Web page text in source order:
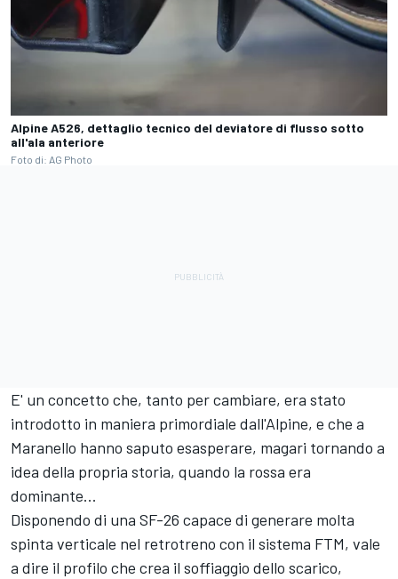
Alpine A526, dettaglio tecnico del deviatore di flusso sotto
all'ala anteriore
Foto di: AG Photo
E' un concetto che, tanto per cambiare, era stato
introdotto in maniera primordiale dall'Alpine, e che a
Maranello hanno saputo esasperare, magari tornando a
idea della propria storia, quando la rossa era
dominante...
Disponendo di una SF-26 capace di generare molta
spinta verticale nel retrotreno con il sistema FTM, vale
a dire il profilo che crea il soffiaggio dello scarico,